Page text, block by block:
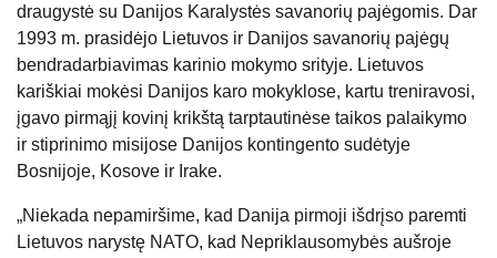
draugystė su Danijos Karalystės savanorių pajėgomis. Dar
1993 m. prasidėjo Lietuvos ir Danijos savanorių pajėgų
bendradarbiavimas karinio mokymo srityje. Lietuvos
kariškiai mokėsi Danijos karo mokyklose, kartu treniravosi,
įgavo pirmąjį kovinį krikštą tarptautinėse taikos palaikymo
ir stiprinimo misijose Danijos kontingento sudėtyje
Bosnijoje, Kosove ir Irake.
„Niekada nepamiršime, kad Danija pirmoji išdrįso paremti
Lietuvos narystę NATO, kad Nepriklausomybės aušroje